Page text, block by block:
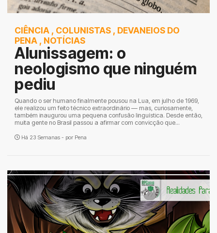
CIÊNCIA , COLUNISTAS , DEVANEIOS DO
PENA , NOTÍCIAS
Alunissagem: o
neologismo que ninguém
pediu
Quando o ser humano finalmente pousou na Lua, em julho de 1969,
ele realizou um feito técnico extraordinário — mas, curiosamente,
também inaugurou uma pequena confusão linguística. Desde então,
muita gente no Brasil passou a afirmar com convicção que...
Há 23 Semanas - por Pena